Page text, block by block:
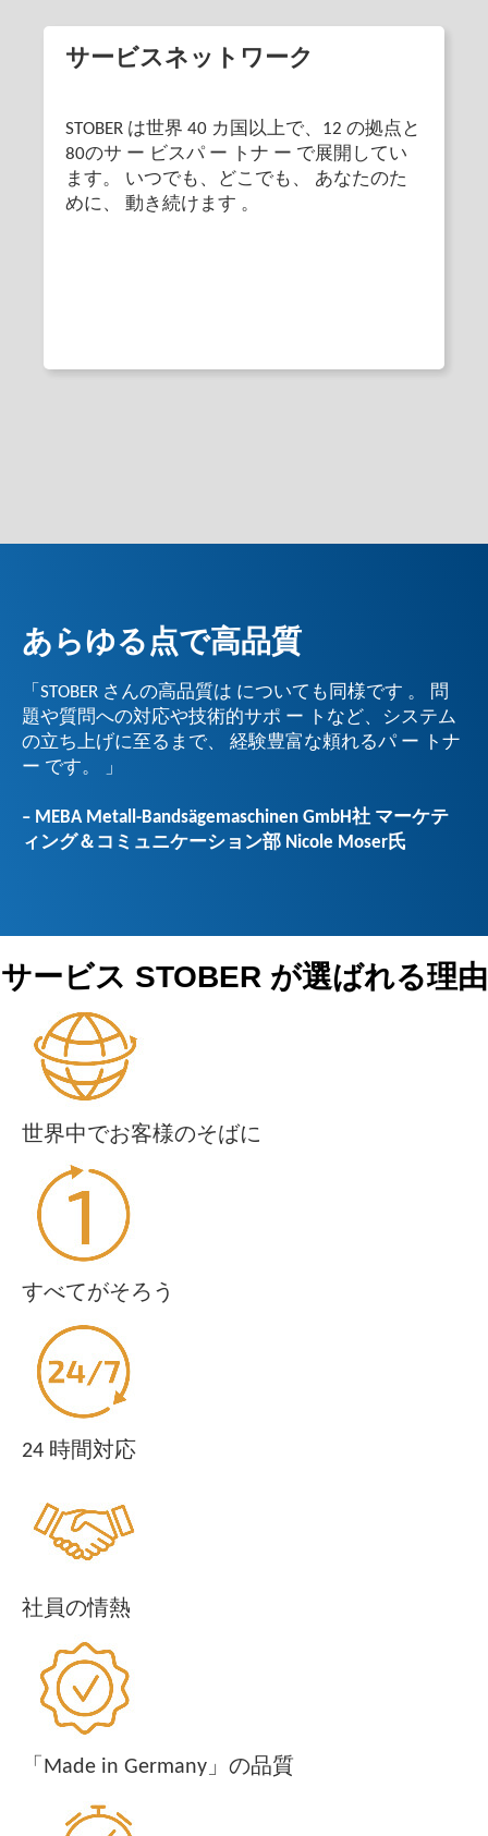
サービスネットワーク
STOBER は世界 40 カ国以上で、12 の拠点と
80のサ ー ビスパ ー トナ ー で展開してい
ます。 いつでも、どこでも、 あなたのた
めに、 動き続けます 。
あらゆる点で高品質
「STOBER さんの高品質は についても同様です 。 問
題や質問への対応や技術的サポ ー トなど、システム
の立ち上げに至るまで、 経験豊富な頼れるパ ー トナ
ー です。 」
– MEBA Metall-Bandsägemaschinen GmbH社 マーケテ
ィング＆コミュニケーション部 Nicole Moser氏
サービス STOBER が選ばれる理由
世界中でお客様のそばに
すべてがそろう
24 時間対応
社員の情熱
「Made in Germany」の品質